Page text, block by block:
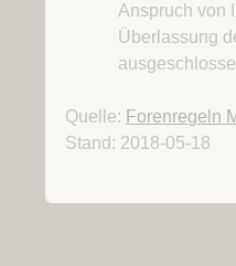
Anspruch von
Überlassung
Quelle: Forenregeln
Stand: 2018-05-18